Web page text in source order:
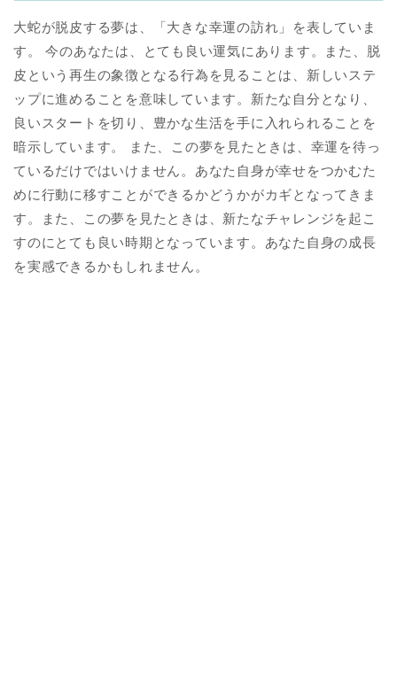
大蛇が脱皮する夢は、「大きな幸運の訪れ」を表していま
す。 今のあなたは、とても良い運気にあります。また、脱
皮という再生の象徴となる行為を見ることは、新しいステ
ップに進めることを意味しています。新たな自分となり、
良いスタートを切り、豊かな生活を手に入れられることを
暗示しています。 また、この夢を見たときは、幸運を待っ
ているだけではいけません。あなた自身が幸せをつかむた
めに行動に移すことができるかどうかがカギとなってきま
す。また、この夢を見たときは、新たなチャレンジを起こ
すのにとても良い時期となっています。あなた自身の成長
を実感できるかもしれません。